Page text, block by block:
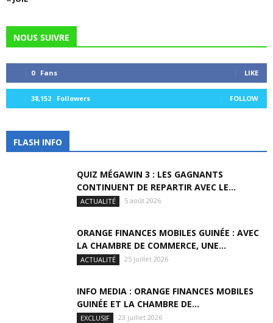
NOUS SUIVRE
0 Fans LIKE
38,152 Followers FOLLOW
FLASH INFO
QUIZ MÉGAWIN 3 : LES GAGNANTS
CONTINUENT DE REPARTIR AVEC LE...
ACTUALITÉ 5 août 2026
ORANGE FINANCES MOBILES GUINÉE : AVEC
LA CHAMBRE DE COMMERCE, UNE...
ACTUALITÉ 25 juillet 2026
INFO MEDIA : ORANGE FINANCES MOBILES
GUINÉE ET LA CHAMBRE DE...
EXCLUSIF 23 juillet 2026